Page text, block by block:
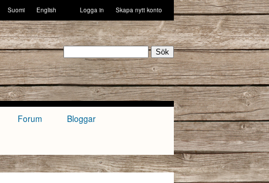
Suomi English Logga in Skapa nytt konto
Forum Bloggar